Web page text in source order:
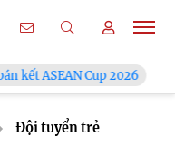
VFF công bố
Đội tuyển trẻ